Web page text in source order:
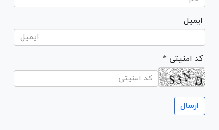
ایمیل
* کد امنیتی